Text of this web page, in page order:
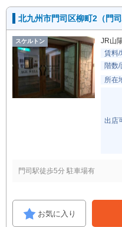
北九州市門司区柳町2（門
スケルトン JR山
賃料/
階数
所在
出店
門司駅徒歩5分 駐車場有
お気に入り